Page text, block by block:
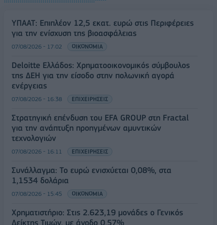
ΥΠΑΑΤ: Επιπλέον 12,5 εκατ. ευρώ στις Περιφέρειες
για την ενίσχυση της βιοασφάλειας
07/08/2026 - 17:02 ΟΙΚΟΝΟΜΙΑ
Deloitte Ελλάδος: Χρηματοοικονομικός σύμβουλος
της ΔΕΗ για την είσοδο στην πολωνική αγορά
ενέργειας
07/08/2026 - 16:38 ΕΠΙΧΕΙΡΗΣΕΙΣ
Στρατηγική επένδυση του EFA GROUP στη Fractal
για την ανάπτυξη προηγμένων αμυντικών
τεχνολογιών
07/08/2026 - 16:11 ΕΠΙΧΕΙΡΗΣΕΙΣ
Συνάλλαγμα: Το ευρώ ενισχύεται 0,08%, στα
1,1534 δολάρια
07/08/2026 - 15:45 ΟΙΚΟΝΟΜΙΑ
Χρηματιστήριο: Στις 2.623,19 μονάδες ο Γενικός
Δείκτης Τιμών, με άνοδο 0,57%